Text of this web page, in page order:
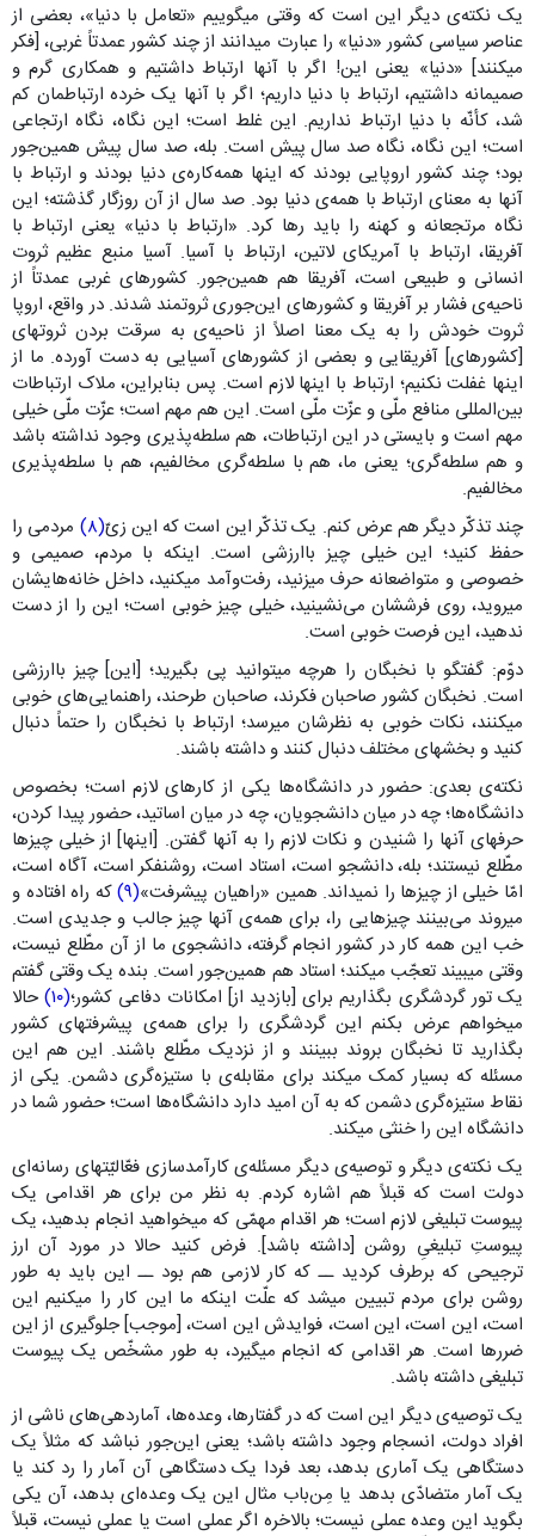
یک نکته‌ی دیگر این است که وقتی میگوییم «تعامل با دنیا»، بعضی از
عناصر سیاسی کشور «دنیا» را عبارت میدانند از چند کشور عمدتاً غربی، [فکر
میکنند] «دنیا» یعنی این! اگر با آنها ارتباط داشتیم و همکاری گرم و
صمیمانه داشتیم، ارتباط با دنیا داریم؛ اگر با آنها یک خرده ارتباطمان کم
شد، کأنّه با دنیا ارتباط نداریم. این غلط است؛ این نگاه، نگاه ارتجاعی
است؛ این نگاه، نگاه صد سال پیش است. بله، صد سال پیش همین‌جور
بود؛ چند کشور اروپایی بودند که اینها همه‌کاره‌ی دنیا بودند و ارتباط با
آنها به معنای ارتباط با همه‌ی دنیا بود. صد سال از آن روزگار گذشته؛ این
نگاه مرتجعانه و کهنه را باید رها کرد. «ارتباط با دنیا» یعنی ارتباط با
آفریقا، ارتباط با آمریکای لاتین، ارتباط با آسیا. آسیا منبع عظیم ثروت
انسانی و طبیعی است، آفریقا هم همین‌جور. کشورهای غربی عمدتاً از
ناحیه‌ی فشار بر آفریقا و کشورهای این‌جوری ثروتمند شدند. در واقع، اروپا
ثروت خودش را به یک معنا اصلاً از ناحیه‌ی به سرقت بردن ثروتهای
[کشورهای] آفریقایی و بعضی از کشورهای آسیایی به دست آورده. ما از
اینها غفلت نکنیم؛ ارتباط با اینها لازم است. پس بنابراین، ملاک ارتباطات
بین‌المللی منافع ملّی و عزّت ملّی است. این هم مهم است؛ عزّت ملّی خیلی
مهم است و بایستی در این ارتباطات، هم سلطه‌پذیری وجود نداشته باشد
و هم سلطه‌گری؛ یعنی ما، هم با سلطه‌گری مخالفیم، هم با سلطه‌پذیری
مخالفیم.
چند تذکّر دیگر هم عرض کنم. یک تذکّر این است که این زیّ(۸)
مردمی را
حفظ کنید؛ این خیلی چیز باارزشی است. اینکه با مردم، صمیمی و
خصوصی و متواضعانه حرف میزنید، رفت‌وآمد میکنید، داخل خانه‌هایشان
میروید، روی فرششان می‌نشینید، خیلی چیز خوبی است؛ این را از دست
ندهید، این فرصت خوبی است.
دوّم: گفتگو با نخبگان را هرچه میتوانید پی بگیرید؛ [این] چیز باارزشی
است. نخبگان کشور صاحبان فکرند، صاحبان طرحند، راهنمایی‌های خوبی
میکنند، نکات خوبی به نظرشان میرسد؛ ارتباط با نخبگان را حتماً دنبال
کنید و بخشهای مختلف دنبال کنند و داشته باشند.
نکته‌ی بعدی: حضور در دانشگاه‌ها یکی از کارهای لازم است؛ بخصوص
دانشگاه‌ها؛ چه در میان دانشجویان، چه در میان اساتید، حضور پیدا کردن،
حرفهای آنها را شنیدن و نکات لازم را به آنها گفتن. [اینها] از خیلی چیزها
مطّلع نیستند؛ بله، دانشجو است، استاد است، روشنفکر است، آگاه است،
امّا خیلی از چیزها را نمیداند. همین «راهیان پیشرفت»(۹) که راه افتاده و
میروند می‌بینند چیزهایی را، برای همه‌ی آنها چیز جالب و جدیدی است.
خب این همه کار در کشور انجام گرفته، دانشجوی ما از آن مطّلع نیست،
وقتی میبیند تعجّب میکند؛ استاد هم همین‌جور است. بنده یک وقتی گفتم
یک تور گردشگری بگذاریم برای [بازدید از] امکانات دفاعی کشور؛(۱۰)
حالا
میخواهم عرض بکنم این گردشگری را برای همه‌ی پیشرفتهای کشور
بگذارید تا نخبگان بروند ببینند و از نزدیک مطّلع باشند. این هم این
مسئله که بسیار کمک میکند برای مقابله‌ی با ستیزه‌گری دشمن. یکی از
نقاط ستیزه‌گری دشمن که به آن امید دارد دانشگاه‌ها است؛ حضور شما در
دانشگاه این را خنثی میکند.
یک نکته‌ی دیگر و توصیه‌ی دیگر مسئله‌ی کارآمدسازی فعّالیّتهای رسانه‌ای
دولت است که قبلاً هم اشاره کردم. به نظر من برای هر اقدامی یک
پیوست تبلیغی لازم است؛ هر اقدام مهمّی که میخواهید انجام بدهید، یک
پیوستِ تبلیغیِ روشن [داشته باشد]. فرض کنید حالا در مورد آن ارز
ترجیحی که برطرف کردید ــ که کار لازمی هم بود ــ این باید به طور
روشن برای مردم تبیین میشد که علّت اینکه ما این کار را میکنیم این
است، این است، این است، فوایدش این است، [موجب] جلوگیری از این
ضررها است. هر اقدامی که انجام میگیرد، به طور مشخّص یک پیوست
تبلیغی داشته باشد.
یک توصیه‌ی دیگر این است که در گفتارها، وعده‌ها، آماردهی‌های ناشی از
افراد دولت، انسجام وجود داشته باشد؛ یعنی این‌جور نباشد که مثلاً یک
دستگاهی یک آماری بدهد، بعد فردا یک دستگاهی آن آمار را رد کند یا
یک آمار متضادّی بدهد یا مِن‌باب مثال این یک وعده‌ای بدهد، آن یکی
بگوید این وعده عملی نیست؛ بالاخره اگر عملی است یا عملی نیست، قبلاً